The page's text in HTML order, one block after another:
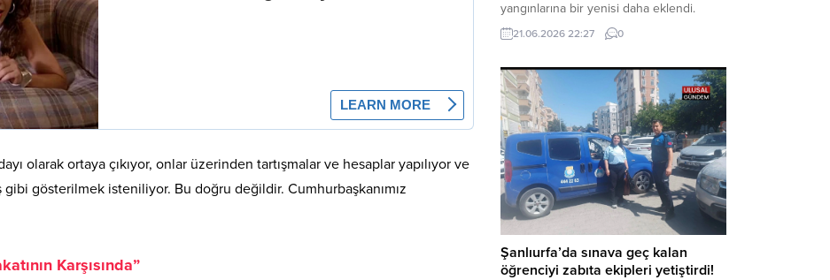
olarak ortaya çıkıyor, onlar üzerinden tartışmalar ve hesaplar yapılıyor ve
gösterilmek isteniliyor. Bu doğru değildir. Cumhurbaşkanımız
Karşısında”
yangınlarına bir yenisi daha eklendi.
Hilvan ilçesinde çıkan yangında, 50
dönümü biçilmemiş buğday olmak üzere
teslim olarak küle döndü. Haber Merkezi
– Yangın, Şanlıurfa’nın Hilvan ilçesine
bağlı Agilmuz köyünde meydana geldi.
Edinilen bilgilere göre, henüz
belirlenemeyen...
21.06.2026 22:27 0
Şanlıurfa’da sınava geç kalan
öğrenciyi zabıta ekipleri yetiştirdi!